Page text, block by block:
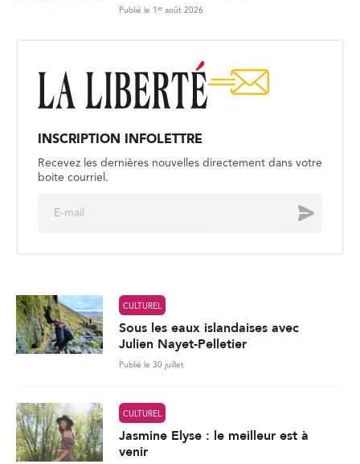
Publié le 1 er août 2026
INSCRIPTION INFOLETTRE
Recevez les dernières nouvelles directement dans votre
boite courriel.
Envoyer
CULTUREL
Sous les eaux islandaises avec
Julien Nayet-Pelletier
Publié le 30 juillet
CULTUREL
Jasmine Elyse : le meilleur est à
venir